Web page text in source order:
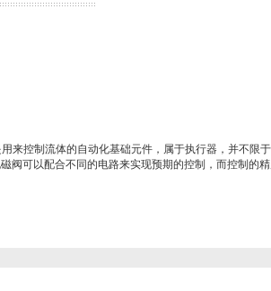
来控制流体的自动化基础元件，属于执行器，并不限
阀可以配合不同的电路来实现预期的控制，而控制的